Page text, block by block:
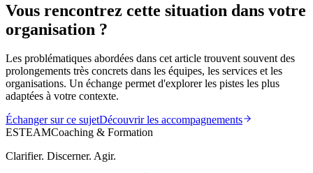
Vous rencontrez cette situation dans votre
organisation ?
Les problématiques abordées dans cet article trouvent souvent des
prolongements très concrets dans les équipes, les services et les
organisations. Un échange permet d'explorer les pistes les plus
adaptées à votre contexte.
Échanger sur ce sujetDécouvrir les accompagnements
ESTEAMCoaching & Formation
Clarifier. Discerner. Agir.